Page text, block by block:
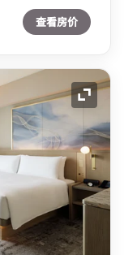
查看房价
展开